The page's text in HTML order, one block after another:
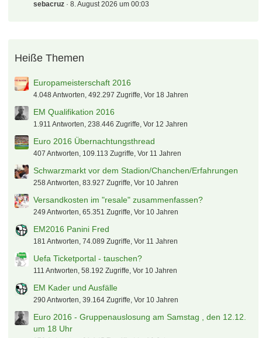
sebacruz 8. August 2026 um 00:03
Heiße Themen
Europameisterschaft 2016
4.048 Antworten, 492.297 Zugriffe, Vor 18 Jahren
EM Qualifikation 2016
1.911 Antworten, 238.446 Zugriffe, Vor 12 Jahren
Euro 2016 Übernachtungsthread
407 Antworten, 109.113 Zugriffe, Vor 11 Jahren
Schwarzmarkt vor dem Stadion/Chanchen/Erfahrungen
258 Antworten, 83.927 Zugriffe, Vor 10 Jahren
Versandkosten im "resale" zusammenfassen?
249 Antworten, 65.351 Zugriffe, Vor 10 Jahren
EM2016 Panini Fred
181 Antworten, 74.089 Zugriffe, Vor 11 Jahren
Uefa Ticketportal - tauschen?
111 Antworten, 58.192 Zugriffe, Vor 10 Jahren
EM Kader und Ausfälle
290 Antworten, 39.164 Zugriffe, Vor 10 Jahren
Euro 2016 - Gruppenauslosung am Samstag , den 12.12.
um 18 Uhr